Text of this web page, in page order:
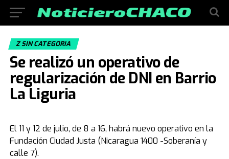
Z SIN CATEGORIA
Se realizó un operativo de
regularización de DNI en Barrio
La Liguria
El 11 y 12 de julio, de 8 a 16, habrá nuevo operativo en la
Fundación Ciudad Justa (Nicaragua 1400 -Soberanía y
calle 7).